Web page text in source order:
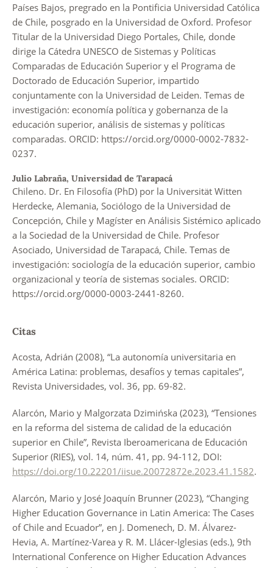
Países Bajos, pregrado en la Pontificia Universidad Católica
de Chile, posgrado en la Universidad de Oxford. Profesor
Titular de la Universidad Diego Portales, Chile, donde
dirige la Cátedra UNESCO de Sistemas y Políticas
Comparadas de Educación Superior y el Programa de
Doctorado de Educación Superior, impartido
conjuntamente con la Universidad de Leiden. Temas de
investigación: economía política y gobernanza de la
educación superior, análisis de sistemas y políticas
comparadas. ORCID: https://orcid.org/0000-0002-7832-
0237.
Julio Labraña, Universidad de Tarapacá
Chileno. Dr. En Filosofía (PhD) por la Universität Witten
Herdecke, Alemania, Sociólogo de la Universidad de
Concepción, Chile y Magíster en Análisis Sistémico aplicado
a la Sociedad de la Universidad de Chile. Profesor
Asociado, Universidad de Tarapacá, Chile. Temas de
investigación: sociología de la educación superior, cambio
organizacional y teoría de sistemas sociales. ORCID:
https://orcid.org/0000-0003-2441-8260.
Citas
Acosta, Adrián (2008), “La autonomía universitaria en
América Latina: problemas, desafíos y temas capitales”,
Revista Universidades, vol. 36, pp. 69-82.
Alarcón, Mario y Malgorzata Dzimińska (2023), “Tensiones
en la reforma del sistema de calidad de la educación
superior en Chile”, Revista Iberoamericana de Educación
Superior (RIES), vol. 14, núm. 41, pp. 94-112, DOI:
https://doi.org/10.22201/iisue.20072872e.2023.41.1582.
Alarcón, Mario y José Joaquín Brunner (2023), “Changing
Higher Education Governance in Latin America: The Cases
of Chile and Ecuador”, en J. Domenech, D. M. Álvarez-
Hevia, A. Martínez-Varea y R. M. Llácer-Iglesias (eds.), 9th
International Conference on Higher Education Advances